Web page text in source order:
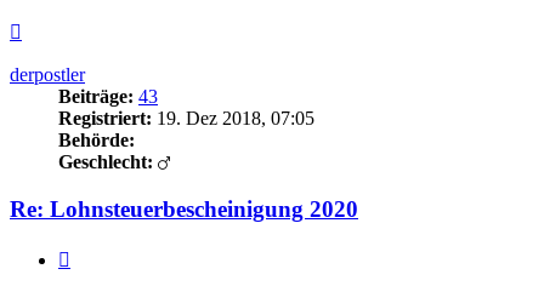
derpostler
Beiträge: 43
Registriert: 19. Dez 2018, 07:05
Behörde:
Geschlecht:
Re: Lohnsteuerbescheinigung 2020